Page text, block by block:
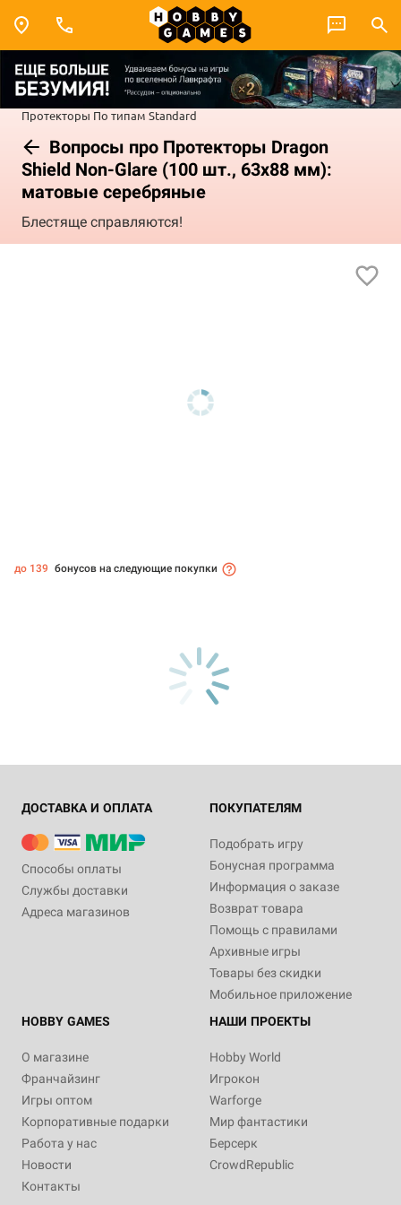
Протекторы По типам Standard
Вопросы про Протекторы Dragon
Shield Non-Glare (100 шт., 63х88 мм):
матовые серебряные
Блестяще справляются!
до 139 бонусов на следующие покупки
ДОСТАВКА И ОПЛАТА
Способы оплаты
Службы доставки
Адреса магазинов
ПОКУПАТЕЛЯМ
Подобрать игру
Бонусная программа
Информация о заказе
Возврат товара
Помощь с правилами
Архивные игры
Товары без скидки
Мобильное приложение
HOBBY GAMES
О магазине
Франчайзинг
Игры оптом
Корпоративные подарки
Работа у нас
Новости
Контакты
НАШИ ПРОЕКТЫ
Hobby World
Игрокон
Warforge
Мир фантастики
Берсерк
CrowdRepublic